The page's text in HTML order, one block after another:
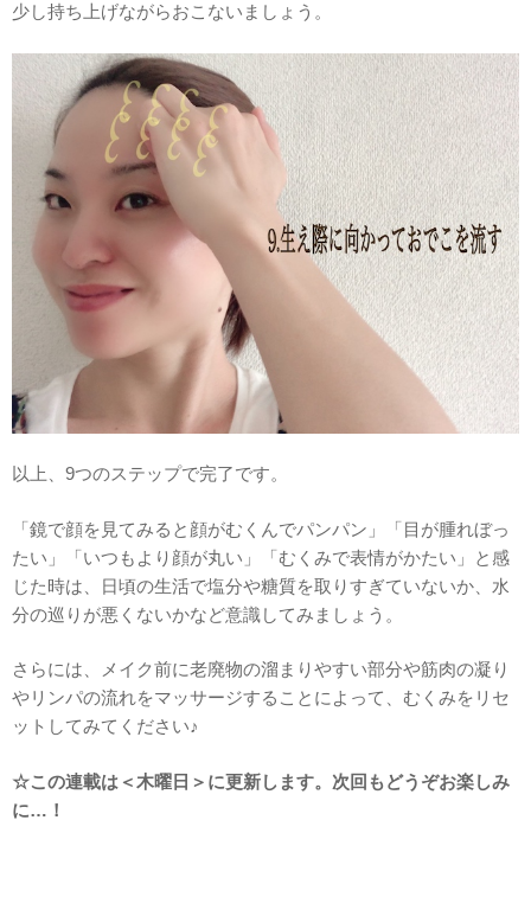
少し持ち上げながらおこないましょう。
以上、9つのステップで完了です。
「鏡で顔を見てみると顔がむくんでパンパン」「目が腫れぼっ
たい」「いつもより顔が丸い」「むくみで表情がかたい」と感
じた時は、日頃の生活で塩分や糖質を取りすぎていないか、水
分の巡りが悪くないかなど意識してみましょう。
さらには、メイク前に老廃物の溜まりやすい部分や筋肉の凝り
やリンパの流れをマッサージすることによって、むくみをリセ
ットしてみてください♪
☆この連載は＜木曜日＞に更新します。次回もどうぞお楽しみ
に…！